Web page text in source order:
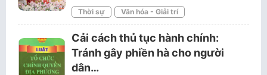
Thời sự Văn hóa - Giải trí
Cải cách thủ tục hành chính:
Tránh gây phiền hà cho người
dân…